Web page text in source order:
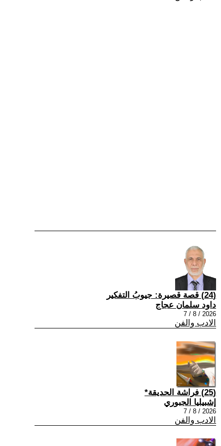
(24) قصة قصيرة: جيوبُ التفكير
داود سلمان عجاج
2026 / 8 / 7
الادب والفن
(25) فراشة الحديقة*
إشبيليا الجبوري
2026 / 8 / 7
الادب والفن